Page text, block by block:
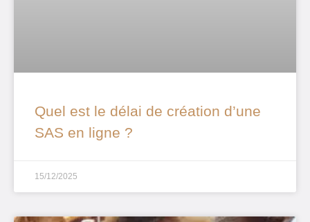
Quel est le délai de création d’une
SAS en ligne ?
15/12/2025